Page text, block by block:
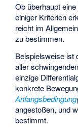
Ob überhaupt
einiger Kriterien
reicht im
zu bestimmen.
Beispielsweise ist
aller
einzige
konkrete
Anfangsbedingung
angestoßen, und
bestimmt.